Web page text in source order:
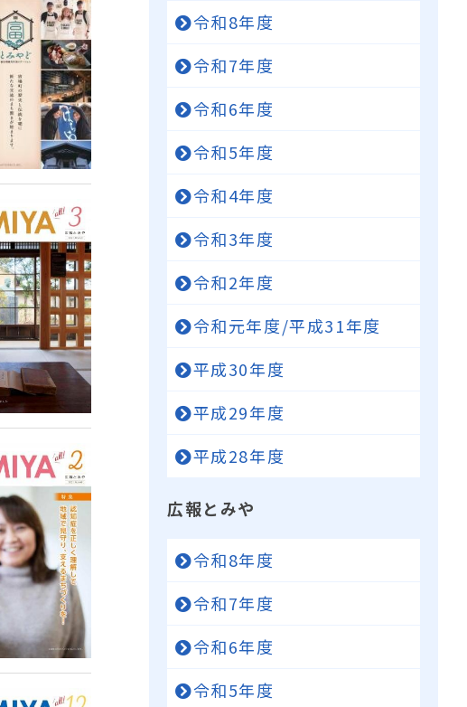
令和8年度
令和7年度
令和6年度
令和5年度
令和4年度
令和3年度
令和2年度
令和元年度/平成31年度
平成30年度
平成29年度
平成28年度
広報とみや
令和8年度
令和7年度
令和6年度
令和5年度